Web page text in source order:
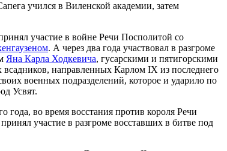
учился в Виленской академии, затем
участие в войне Речи Посполитой со
. А через два года участвовал в разгроме
Яна Карла Ходкевича, гусарскими и пятигорскими
направленных Карлом IX из последнего
военных подразделений, которое и ударило по
Усвят.
года, во время восстания против короля Речи
участие в разгроме восставших в битве под